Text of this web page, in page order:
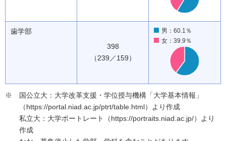
歯学部
398
（239／159）
男：60.1％
女：39.9％
国公立大：大学改革支援・学位授与機構「大学基本情報」
（https://portal.niad.ac.jp/ptrt/table.html）より作成
私立大：大学ポートレート（https://portraits.niad.ac.jp/）より
作成